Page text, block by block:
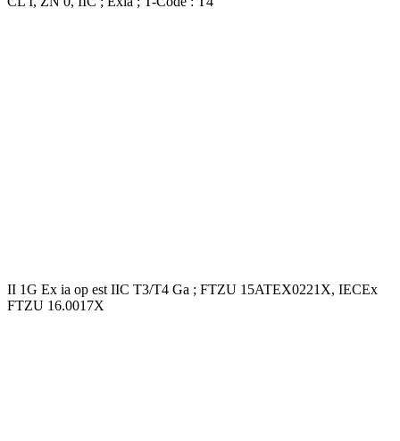
II 1G Ex ia op est IIC T3/T4 Ga ; FTZU 15ATEX0221X, IECEx
FTZU 16.0017X